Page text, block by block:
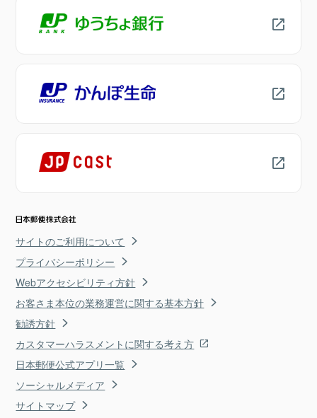
サイトのご利用について
プライバシーポリシー
Webアクセシビリティ方針
お客さま本位の業務運営に関する基本方針
勧誘方針
カスタマーハラスメントに関する考え方
日本郵便公式アプリ一覧
ソーシャルメディア
サイトマップ